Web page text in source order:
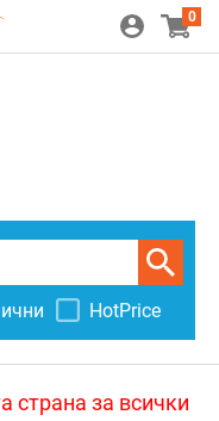
0
HotPrice
страна за всички